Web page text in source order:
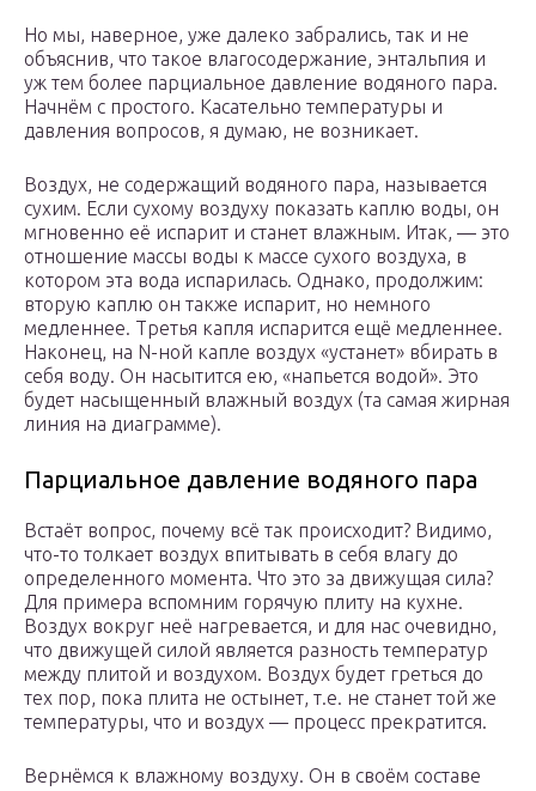
Но мы, наверное, уже далеко забрались, так и не
объяснив, что такое влагосодержание, энтальпия и
уж тем более парциальное давление водяного пара.
Начнём с простого. Касательно температуры и
давления вопросов, я думаю, не возникает.
Воздух, не содержащий водяного пара, называется
сухим. Если сухому воздуху показать каплю воды, он
мгновенно её испарит и станет влажным. Итак, — это
отношение массы воды к массе сухого воздуха, в
котором эта вода испарилась. Однако, продолжим:
вторую каплю он также испарит, но немного
медленнее. Третья капля испарится ещё медленнее.
Наконец, на N-ной капле воздух «устанет» вбирать в
себя воду. Он насытится ею, «напьется водой». Это
будет насыщенный влажный воздух (та самая жирная
линия на диаграмме).
Парциальное давление водяного пара
Встаёт вопрос, почему всё так происходит? Видимо,
что-то толкает воздух впитывать в себя влагу до
определенного момента. Что это за движущая сила?
Для примера вспомним горячую плиту на кухне.
Воздух вокруг неё нагревается, и для нас очевидно,
что движущей силой является разность температур
между плитой и воздухом. Воздух будет греться до
тех пор, пока плита не остынет, т.е. не станет той же
температуры, что и воздух — процесс прекратится.
Вернёмся к влажному воздуху. Он в своём составе